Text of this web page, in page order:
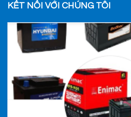
KẾT NỐI VỚI CHÚNG TÔI